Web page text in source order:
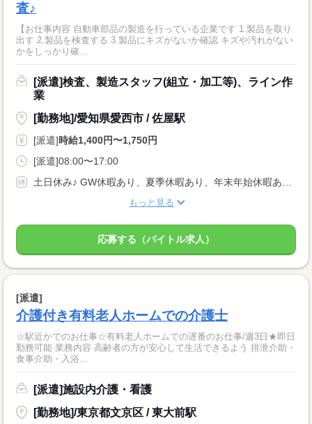
査♪
【お仕事内容 自動車部品の製造を行っている企業です 1.製品を取り
出す 2.製品を検査する 3.製品にキズがないか確認 キズや汚れがない
かをしっかり確...
[派遣]検査、製造スタッフ(組立・加工等)、ライン作
業
[勤務地]/愛知県愛西市 / 佐屋駅
[派遣]時給1,400円〜1,750円
[派遣]08:00〜17:00
土日休み♪ GW休暇あり、夏季休暇あり、年末年始休暇あり！
もっと見る
応募する（バイトル求人）
[派遣]
介護付き有料老人ホームでの介護士
☆駅近かでのお仕事☆有料老人ホームでの遅番のお仕事/週3日★即日
勤務可能 業務内容 高齢者の方が安心して生活できるよう 排泄介助・
食事介助・入浴...
[派遣]施設内介護・看護
[勤務地]/東京都文京区 / 東大前駅